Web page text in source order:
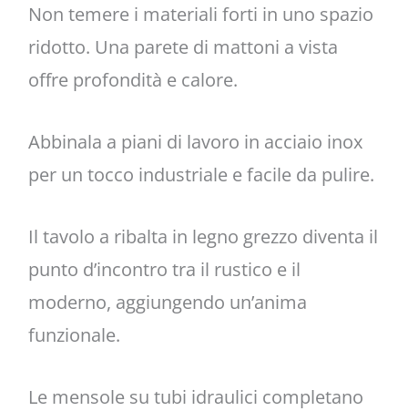
Non temere i materiali forti in uno spazio
ridotto. Una parete di mattoni a vista
offre profondità e calore.
Abbinala a piani di lavoro in acciaio inox
per un tocco industriale e facile da pulire.
Il tavolo a ribalta in legno grezzo diventa il
punto d’incontro tra il rustico e il
moderno, aggiungendo un’anima
funzionale.
Le mensole su tubi idraulici completano